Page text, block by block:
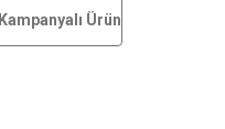
Kampanyalı Ürün